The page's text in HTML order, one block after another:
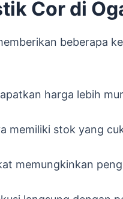
Cor di
beberapa
harga lebih
memiliki stok yang
memungkinkan